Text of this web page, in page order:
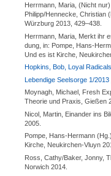
Herrmann, Maria, (Nicht
Philipp/‌Hennecke, Christian
Würzburg 2013, 429–438.
Herrmann, Maria, Merkt ihr
dung, in: Pompe, Hans-
Und es ist Kirche,
Hopkins, Bob, Loyal Radicals.
Lebendige Seelsorge 1/
Moynagh, Michael, Fresh
Theorie und Praxis, Gießen
Nicol, Martin, Einander ins
2005.
Pompe, Hans-Hermann
Kirche, Neukirchen-Vluyn
Ross, Cathy/‌Baker, Jonny,
Norwich 2014.